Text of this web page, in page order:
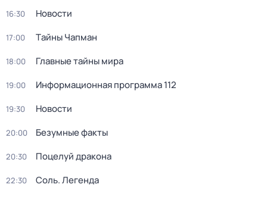
16:30 Новости
17:00 Тaйны Чапман
18:00 Главные тайны мира
19:00 Информационная программа 112
19:30 Новости
20:00 Безумные факты
20:30 Поцелуй дракона
22:30 Соль. Легенда